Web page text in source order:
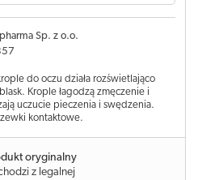
Sp. z o.o.
do oczu działa rozświetlająco
Krople łagodzą zmęczenie i
uczucie pieczenia i swędzenia.
kontaktowe.
oryginalny
z legalnej